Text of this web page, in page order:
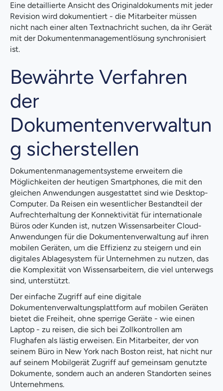
Eine detaillierte Ansicht des Originaldokuments mit jeder
Revision wird dokumentiert - die Mitarbeiter müssen
nicht nach einer alten Textnachricht suchen, da ihr Gerät
mit der Dokumentenmanagementlösung synchronisiert
ist.
Bewährte Verfahren
der
Dokumentenverwaltun
g sicherstellen
Dokumentenmanagementsysteme erweitern die
Möglichkeiten der heutigen Smartphones, die mit den
gleichen Anwendungen ausgestattet sind wie Desktop-
Computer. Da Reisen ein wesentlicher Bestandteil der
Aufrechterhaltung der Konnektivität für internationale
Büros oder Kunden ist, nutzen Wissensarbeiter Cloud-
Anwendungen für die Dokumentenverwaltung auf ihren
mobilen Geräten, um die Effizienz zu steigern und ein
digitales Ablagesystem für Unternehmen zu nutzen, das
die Komplexität von Wissensarbeitern, die viel unterwegs
sind, unterstützt.
Der einfache Zugriff auf eine digitale
Dokumentenverwaltungsplattform auf mobilen Geräten
bietet die Freiheit, ohne sperrige Geräte - wie einen
Laptop - zu reisen, die sich bei Zollkontrollen am
Flughafen als lästig erweisen. Ein Mitarbeiter, der von
seinem Büro in New York nach Boston reist, hat nicht nur
auf seinem Mobilgerät Zugriff auf gemeinsam genutzte
Dokumente, sondern auch an anderen Standorten seines
Unternehmens.